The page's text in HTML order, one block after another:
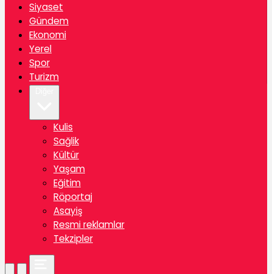
Siyaset
Gündem
Ekonomi
Yerel
Spor
Turizm
Kulis
Sağlik
Kültür
Yaşam
Eğitim
Röportaj
Asayiş
Resmi reklamlar
Tekzipler